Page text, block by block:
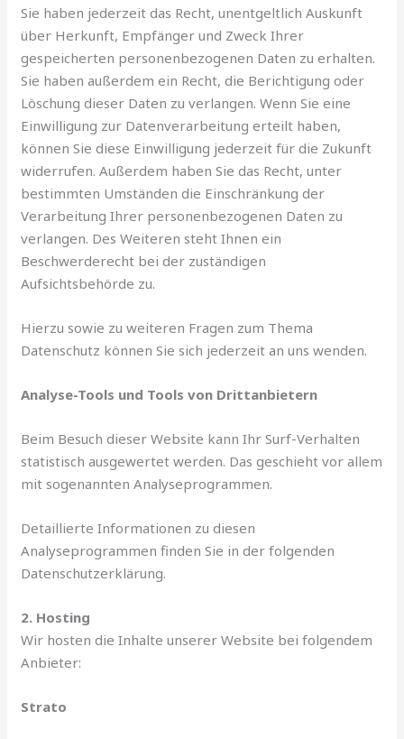
Sie haben jederzeit das Recht, unentgeltlich Auskunft
über Herkunft, Empfänger und Zweck Ihrer
gespeicherten personenbezogenen Daten zu erhalten.
Sie haben außerdem ein Recht, die Berichtigung oder
Löschung dieser Daten zu verlangen. Wenn Sie eine
Einwilligung zur Datenverarbeitung erteilt haben,
können Sie diese Einwilligung jederzeit für die Zukunft
widerrufen. Außerdem haben Sie das Recht, unter
bestimmten Umständen die Einschränkung der
Verarbeitung Ihrer personenbezogenen Daten zu
verlangen. Des Weiteren steht Ihnen ein
Beschwerderecht bei der zuständigen
Aufsichtsbehörde zu.
Hierzu sowie zu weiteren Fragen zum Thema
Datenschutz können Sie sich jederzeit an uns wenden.
Analyse-Tools und Tools von Drittanbietern
Beim Besuch dieser Website kann Ihr Surf-Verhalten
statistisch ausgewertet werden. Das geschieht vor allem
mit sogenannten Analyseprogrammen.
Detaillierte Informationen zu diesen
Analyseprogrammen finden Sie in der folgenden
Datenschutzerklärung.
2. Hosting
Wir hosten die Inhalte unserer Website bei folgendem
Anbieter:
Strato